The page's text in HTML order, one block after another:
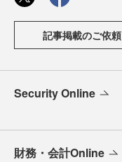
記事掲載のご依頼
Security Online
財務・会計Online